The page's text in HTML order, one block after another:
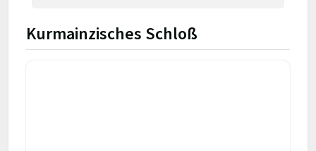
Kurmainzisches Schloß